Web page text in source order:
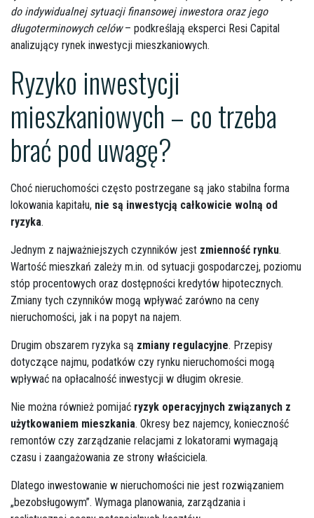
do indywidualnej sytuacji finansowej inwestora oraz jego
długoterminowych celów– podkreślają eksperci Resi Capital
analizujący rynek inwestycji mieszkaniowych.
Ryzyko inwestycji
mieszkaniowych – co trzeba
brać pod uwagę?
Choć nieruchomości często postrzegane są jako stabilna forma
lokowania kapitału, nie są inwestycją całkowicie wolną od
ryzyka.
Jednym z najważniejszych czynników jest zmienność rynku.
Wartość mieszkań zależy m.in. od sytuacji gospodarczej, poziomu
stóp procentowych oraz dostępności kredytów hipotecznych.
Zmiany tych czynników mogą wpływać zarówno na ceny
nieruchomości, jak i na popyt na najem.
Drugim obszarem ryzyka są zmiany regulacyjne. Przepisy
dotyczące najmu, podatków czy rynku nieruchomości mogą
wpływać na opłacalność inwestycji w długim okresie.
Nie można również pomijać ryzyk operacyjnych związanych z
użytkowaniem mieszkania. Okresy bez najemcy, konieczność
remontów czy zarządzanie relacjami z lokatorami wymagają
czasu i zaangażowania ze strony właściciela.
Dlatego inwestowanie w nieruchomości nie jest rozwiązaniem
„bezobsługowym”. Wymaga planowania, zarządzania i